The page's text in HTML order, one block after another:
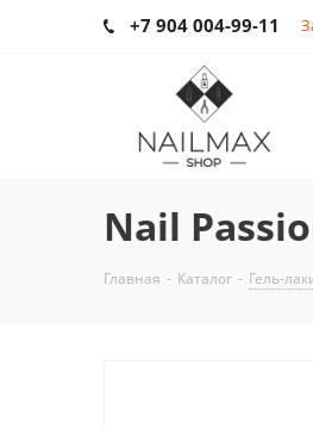
+7 904 004-99-11
Nail
Главная - Каталог - Гель-